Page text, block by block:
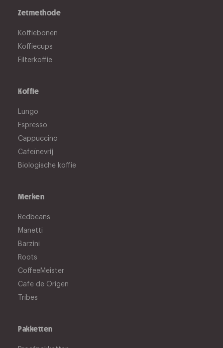
Zetmethode
Koffiebonen
Koffiecups
Filterkoffie
Koffie
Lungo
Espresso
Cappuccino
Cafeïnevrij
Biologische koffie
Merken
Redbeans
Manetti
Barzini
Roots
CoffeeMeister
Cafe de Origen
Tribes
Pakketten